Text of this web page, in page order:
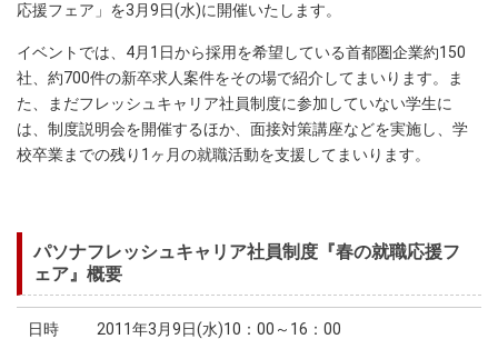
応援フェア」を3月9日(水)に開催いたします。
イベントでは、4月1日から採用を希望している首都圏企業約150
社、約700件の新卒求人案件をその場で紹介してまいります。ま
た、まだフレッシュキャリア社員制度に参加していない学生に
は、制度説明会を開催するほか、面接対策講座などを実施し、学
校卒業までの残り1ヶ月の就職活動を支援してまいります。
パソナフレッシュキャリア社員制度『春の就職応援フ
ェア』概要
日時 2011年3月9日(水)10：00～16：00